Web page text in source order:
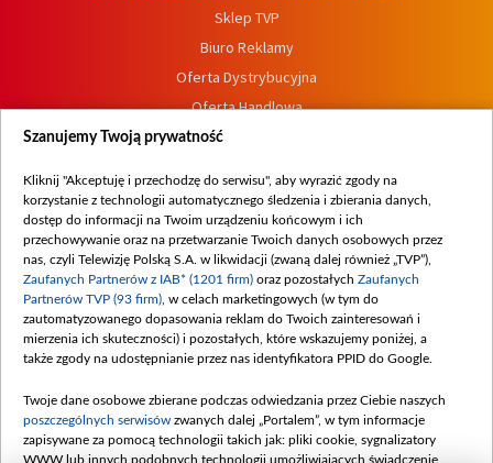
Sklep TVP
Biuro Reklamy
Oferta Dystrybucyjna
Oferta Handlowa
Dostępność
Procedura zgłoszeń wewnętrznych
Szanujemy Twoją prywatność
Kliknij "Akceptuję i przechodzę do serwisu", aby wyrazić zgody na
korzystanie z technologii automatycznego śledzenia i zbierania danych,
dostęp do informacji na Twoim urządzeniu końcowym i ich
przechowywanie oraz na przetwarzanie Twoich danych osobowych przez
nas, czyli Telewizję Polską S.A. w likwidacji (zwaną dalej również „TVP”),
Zaufanych Partnerów z IAB* (1201 firm) oraz pozostałych Zaufanych
Partnerów TVP (93 firm) , w celach marketingowych (w tym do
zautomatyzowanego dopasowania reklam do Twoich zainteresowań i
mierzenia ich skuteczności) i pozostałych, które wskazujemy poniżej, a
także zgody na udostępnianie przez nas identyfikatora PPID do Google.
Twoje dane osobowe zbierane podczas odwiedzania przez Ciebie naszych
poszczególnych serwisów zwanych dalej „Portalem”, w tym informacje
zapisywane za pomocą technologii takich jak: pliki cookie, sygnalizatory
WWW lub innych podobnych technologii umożliwiających świadczenie